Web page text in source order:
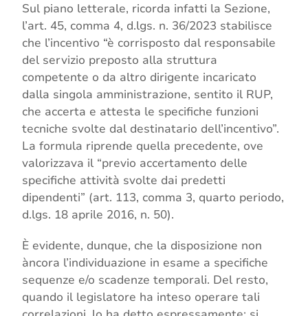
Sul piano letterale, ricorda infatti la Sezione,
l’art. 45, comma 4, d.lgs. n. 36/2023 stabilisce
che l’incentivo “è corrisposto dal responsabile
del servizio preposto alla struttura
competente o da altro dirigente incaricato
dalla singola amministrazione, sentito il RUP,
che accerta e attesta le specifiche funzioni
tecniche svolte dal destinatario dell’incentivo”.
La formula riprende quella precedente, ove
valorizzava il “previo accertamento delle
specifiche attività svolte dai predetti
dipendenti” (art. 113, comma 3, quarto periodo,
d.lgs. 18 aprile 2016, n. 50).
È evidente, dunque, che la disposizione non
àncora l’individuazione in esame a specifiche
sequenze e/o scadenze temporali. Del resto,
quando il legislatore ha inteso operare tali